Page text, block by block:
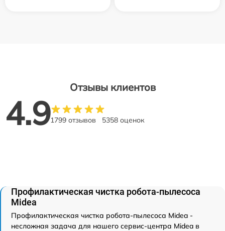
Отзывы клиентов
4.91799 отзывов 5358 оценок
Профилактическая чистка робота-пылесоса
Midea
Профилактическая чистка робота-пылесоса Midea -
несложная задача для нашего сервис-центра Midea в